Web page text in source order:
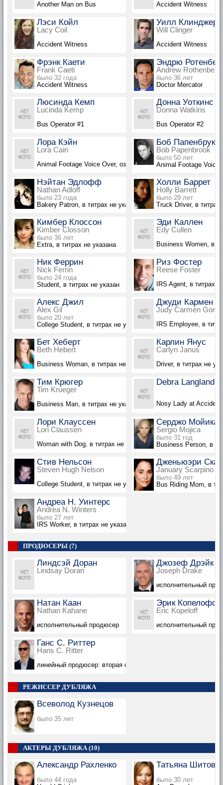
Another Man on Bus Accident Witness
Лэси Койл
Lacy Coil
Accident Witness
Уилл Клинджер
Will Clinger
Accident Witness
Фрэнк Каети
Frank Caeti
было 32 года
Accident Witness
Эндрю
Andrew Rothenberg
было 36 лет
Doctor Mercator
Люсинда Кемп
Lucinda Kemp
Bus Operator #1
Донна Уоткинс
Donna Watkins
Bus Operator #2
Лора Кэйн
Lora Cain
Animal Footage Voice Over, озвучка
Боб Папенбрук
Bob Papenbrook
было 50 лет
Animal Footage Voice
Нэйтан Эдлофф
Nathan Adloff
было 23 года
Bakery Patron, в титрах не указан
Холли Баррет
Holly Barrett
было 29 лет
Truck Driver, в титрах
Кимбер Клоссон
Kimber Closson
было 36 лет
Extra, в титрах не указана
Эди Каллен
Edy Cullen
Business Women, в
Ник Феррин
Nick Ferrin
было 24 года
Student, в титрах не указан
Риз Фостер
Reese Foster
IRS Agent, в титрах
Алекс Джил
Alex Gil
было 20 лет
College Student, в титрах не указан
Джуди Кармен
Judy Carmen
IRS Employee, в
Бет Хеберт
Beth Hebert
Business Woman, в титрах не указана
Карлин Янус
Carlyn Janus
Driver, в титрах не
Тим Крюгер
Tim Krueger
Business Man, в титрах не указан
Debra Langland
Nosy Lady at
Лори Клауссен
Lori Claussen
Woman with Dog, в титрах не указана
Серджо Мойика
Sergio Mojica
было 31 год
Business Person, в
Стив Нельсон
Steven Hugh Nelson
College Student, в титрах не указан
Дженьюэри
January Scarpino
было 49 лет
Bus Riding Mom, в
Андреа Н. Уинтерс
Andrea N. Winters
было 27 лет
IRS Worker, в титрах не указана
ПРОДЮСЕРЫ (7)
Линдсэй Доран
Lindsay Doran
Джозеф Дрэйк
Joseph Drake
исполнительный
Натан Каан
Nathan Kahane
исполнительный продюсер
Эрик Копелофф
Eric Kopeloff
исполнительный
Ганс С. Риттер
Hans C. Ritter
линейный продюсер: вторая съемочная группа, в титрах не
РЕЖИССЕР ДУБЛЯЖА
Всеволод Кузнецов
было 35 лет
АКТЕРЫ ДУБЛЯЖА (10)
Александр Рахленко
было 44 года
Татьяна Шитова
было 30 лет